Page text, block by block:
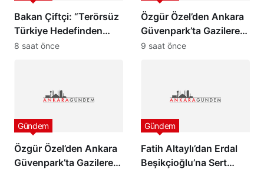
Bakan Çiftçi: “Terörsüz
Türkiye Hedefinden
Dönüş Yoktur”
8 saat önce
Özgür Özel’den Ankara
Güvenpark’ta Gazilere
Ziyaret ve “Çerçeve
9 saat önce
Özgür Özel’den Ankara
Güvenpark’ta Gazilere
Gündem
Fatih Altaylı’dan Erdal
Beşikçioğlu’na Sert
Gündem